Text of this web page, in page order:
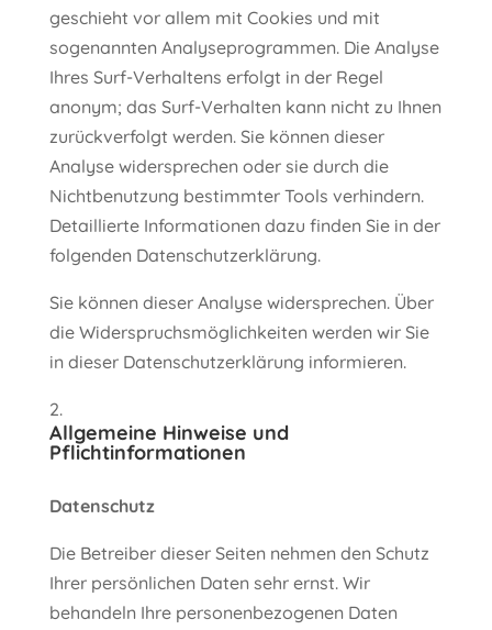
geschieht vor allem mit Cookies und mit
sogenannten Analyseprogrammen. Die Analyse
Ihres Surf-Verhaltens erfolgt in der Regel
anonym; das Surf-Verhalten kann nicht zu Ihnen
zurückverfolgt werden. Sie können dieser
Analyse widersprechen oder sie durch die
Nichtbenutzung bestimmter Tools verhindern.
Detaillierte Informationen dazu finden Sie in der
folgenden Datenschutzerklärung.
Sie können dieser Analyse widersprechen. Über
die Widerspruchsmöglichkeiten werden wir Sie
in dieser Datenschutzerklärung informieren.
Allgemeine Hinweise und
Pflichtinformationen
Datenschutz
Die Betreiber dieser Seiten nehmen den Schutz
Ihrer persönlichen Daten sehr ernst. Wir
behandeln Ihre personenbezogenen Daten